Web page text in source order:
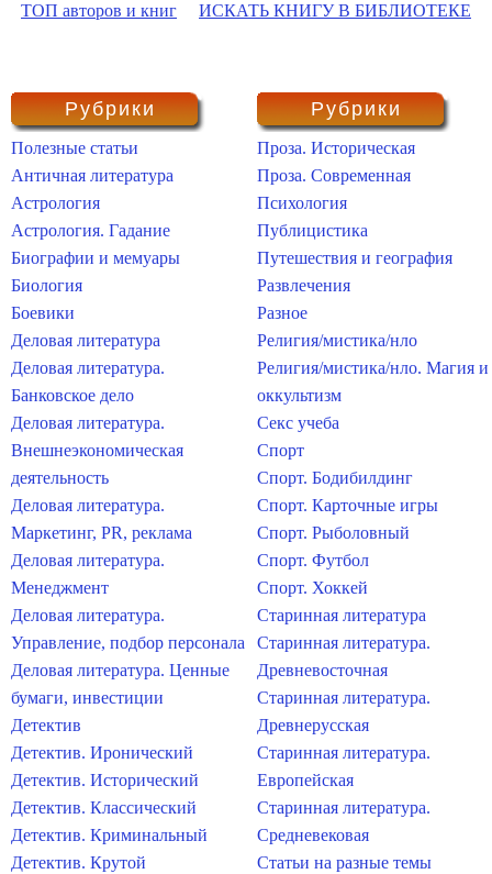
ТОП авторов и книг ИСКАТЬ КНИГУ В БИБЛИОТЕКЕ
Рубрики
Полезные статьи
Античная литература
Астрология
Астрология. Гадание
Биографии и мемуары
Биология
Боевики
Деловая литература
Деловая литература.
Банковское дело
Деловая литература.
Внешнеэкономическая
деятельность
Деловая литература.
Маркетинг, PR, реклама
Деловая литература.
Менеджмент
Деловая литература.
Управление, подбор персонала
Деловая литература. Ценные
бумаги, инвестиции
Детектив
Детектив. Иронический
Детектив. Исторический
Детектив. Классический
Детектив. Криминальный
Детектив. Крутой
Рубрики
Проза. Историческая
Проза. Современная
Психология
Публицистика
Путешествия и география
Развлечения
Разное
Религия/мистика/нло
Религия/мистика/нло. Магия и
оккультизм
Секс учеба
Спорт
Спорт. Бодибилдинг
Спорт. Карточные игры
Спорт. Рыболовный
Спорт. Футбол
Спорт. Хоккей
Старинная литература
Старинная литература.
Древневосточная
Старинная литература.
Древнерусская
Старинная литература.
Европейская
Старинная литература.
Средневековая
Статьи на разные темы